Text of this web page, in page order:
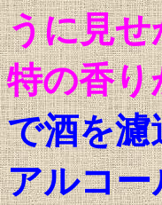
うに見
特の香
で酒を
アルコ